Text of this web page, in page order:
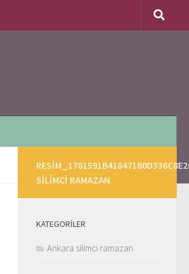
SILIMCI RAMAZAN
KATEGORILER
Ankara silimci ramazan